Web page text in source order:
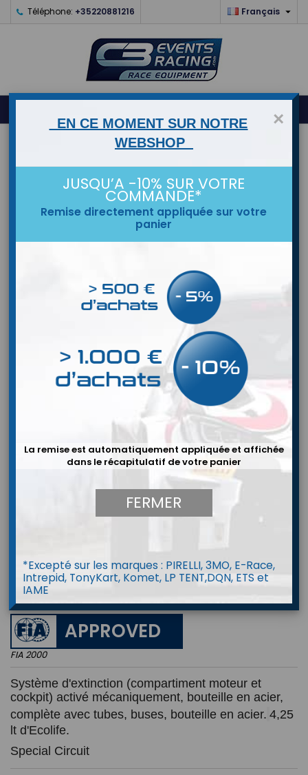
Téléphone: +35220881216 Français 
Extincteur OMP CMSST1 (Circuit)
APPROVED
FIA 2000
Système d'extinction (compartiment moteur et
cockpit) activé mécaniquement, bouteille en acier,
complète avec tubes, buses, bouteille en acier. 4,25
lt d'Ecolife.
Special Circuit
×
EN CE MOMENT SUR NOTRE
WEBSHOP
JUSQU’A -10% SUR VOTRE
COMMANDE*
Remise directement appliquée sur votre
panier
La remise est automatiquement appliquée et affichée
dans le récapitulatif de votre panier
FERMER
*Excepté sur les marques : PIRELLI, 3MO, E-Race,
Intrepid, TonyKart, Komet, LP TENT,DQN, ETS et
IAME